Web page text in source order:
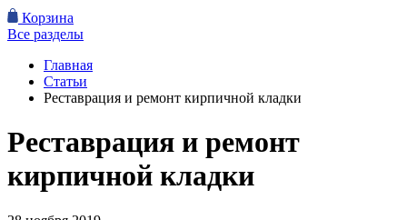
Корзина
Все разделы
Главная
Статьи
Реставрация и ремонт кирпичной кладки
Реставрация и ремонт
кирпичной кладки